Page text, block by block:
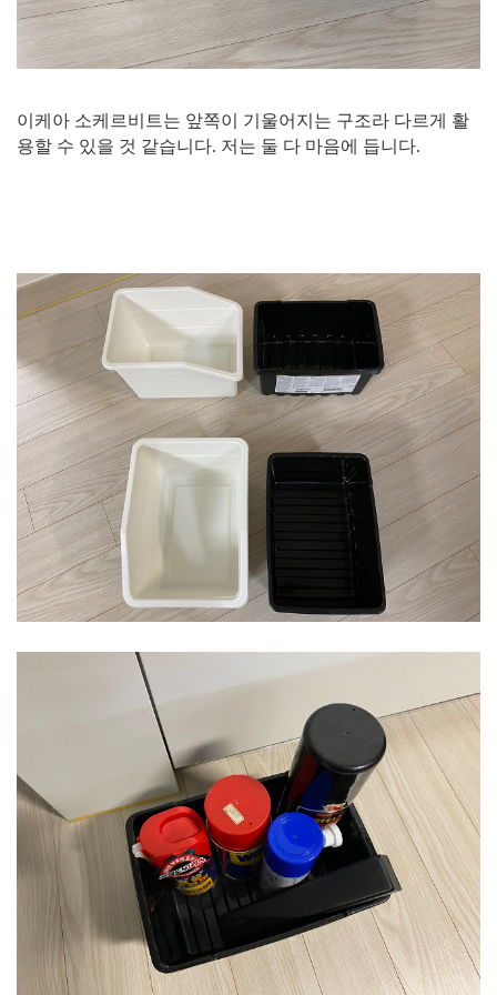
이케아 소케르비트는 앞쪽이 기울어지는 구조라 다르게 활
용할 수 있을 것 같습니다. 저는 둘 다 마음에 듭니다.